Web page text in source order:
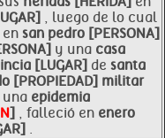
, luego de lo cual
en san pedro [PERSONA]
y una casa
[LUGAR] de santa
[PROPIEDAD] militar
una epidemia
] , falleció en enero
.